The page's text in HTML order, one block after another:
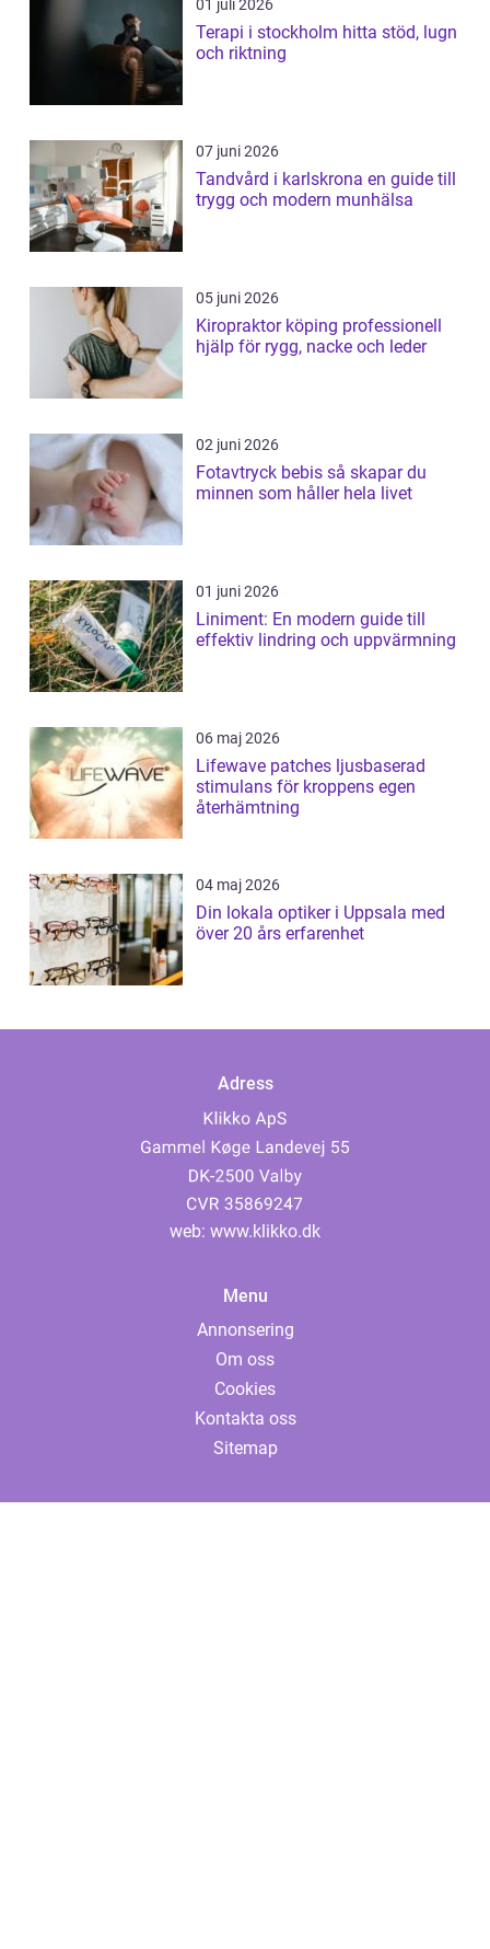
01 juli 2026
Terapi i stockholm hitta stöd, lugn
och riktning
07 juni 2026
Tandvård i karlskrona en guide till
trygg och modern munhälsa
05 juni 2026
Kiropraktor köping professionell
hjälp för rygg, nacke och leder
02 juni 2026
Fotavtryck bebis så skapar du
minnen som håller hela livet
01 juni 2026
Liniment: En modern guide till
effektiv lindring och uppvärmning
06 maj 2026
Lifewave patches ljusbaserad
stimulans för kroppens egen
återhämtning
04 maj 2026
Din lokala optiker i Uppsala med
över 20 års erfarenhet
Adress
web: www.klikko.dk
Menu
Annonsering
Om oss
Cookies
Kontakta oss
Sitemap